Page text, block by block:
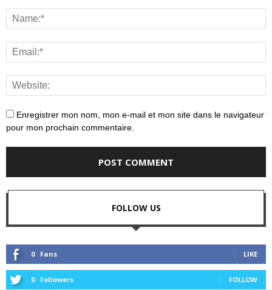
Enregistrer mon nom, mon e-mail et mon site dans le navigateur
pour mon prochain commentaire.
FOLLOW US
0 Fans LIKE
0 Followers FOLLOW